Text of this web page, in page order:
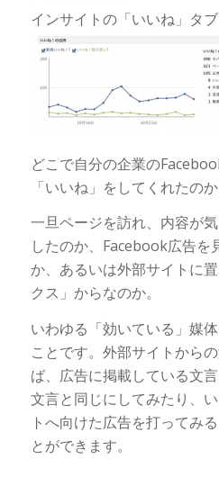
インサイトの「いいね」タブ
どこで自分の企業の
「いいね」をしてくれたの
一旦ページを訪れ、内容が
したのか、Facebook広告を
か、あるいは外部サイトに
クス」からなのか。
いわゆる「効いている」媒
ことです。外部サイトから
ば、広告に掲載している文
文言と同じにしてみたり、
トへ向けた広告を打ってみ
とができます。